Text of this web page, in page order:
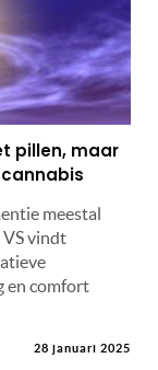
pillen, maar
meestal
vindt
en comfort
28 januari 2025